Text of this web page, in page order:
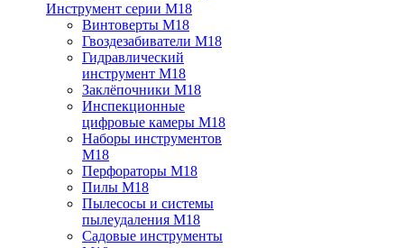
Инструмент серии M18
Винтоверты M18
Гвоздезабиватели M18
Гидравлический
инструмент M18
Заклёпочники M18
Инспекционные
цифровые камеры M18
Наборы инструментов
M18
Перфораторы M18
Пилы M18
Пылесосы и системы
пылеудаления M18
Садовые инструменты